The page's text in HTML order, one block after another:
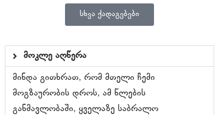
სხვა ქადაგებები
მოკლე აღწერა
მინდა გითხრათ, რომ მთელი ჩემი
მოგზაურობის დროს, ამ წლების
განმავლობაში, ყველაზე საბრალო